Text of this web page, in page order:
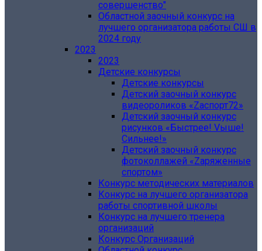
совершенство"
Областной заочный конкурс на
лучшего организатора работы СШ в
2024 году
2023
2023
Детские конкурсы
Детские конкурсы
Детский заочный конкурс
видеороликов «Zаспорт72»
Детский заочный конкурс
рисунков «Быстрее! Vыше!
Сильнее!»
Детский заочный конкурс
фотоколлажей «Zаряженные
спортом»
Конкурс методических материалов
Конкурс на лучшего организатора
работы спортивной школы
Конкурс на лучшего тренера
организаций
Конкурс Организаций